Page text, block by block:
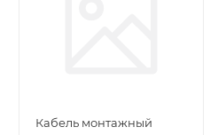
Кабель монтажный